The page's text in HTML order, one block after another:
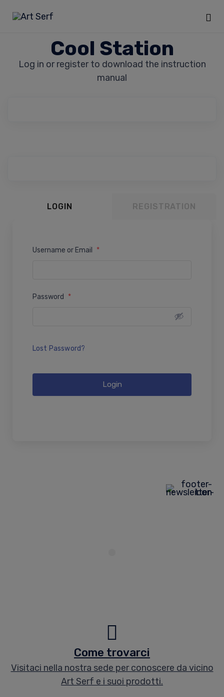
Cool Station
Log in or register to download the instruction
manual
LOGIN REGISTRATION
Username or Email *
Password *
Lost Password?
Login
Come trovarci
Visitaci nella nostra sede per conoscere da vicino
Art Serf e i suoi prodotti.